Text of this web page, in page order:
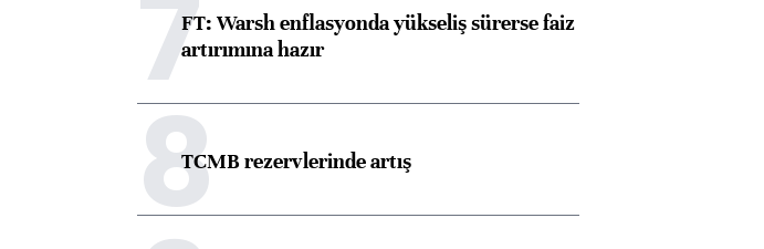
7FT: Warsh enflasyonda yükseliş sürerse faiz
artırımına hazır
8TCMB rezervlerinde artış